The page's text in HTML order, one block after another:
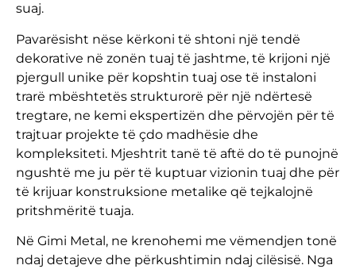
suaj.
Pavarësisht nëse kërkoni të shtoni një tendë
dekorative në zonën tuaj të jashtme, të krijoni një
pjergull unike për kopshtin tuaj ose të instaloni
trarë mbështetës strukturorë për një ndërtesë
tregtare, ne kemi ekspertizën dhe përvojën për të
trajtuar projekte të çdo madhësie dhe
kompleksiteti. Mjeshtrit tanë të aftë do të punojnë
ngushtë me ju për të kuptuar vizionin tuaj dhe për
të krijuar konstruksione metalike që tejkalojnë
pritshmëritë tuaja.
Në Gimi Metal, ne krenohemi me vëmendjen tonë
ndaj detajeve dhe përkushtimin ndaj cilësisë. Nga